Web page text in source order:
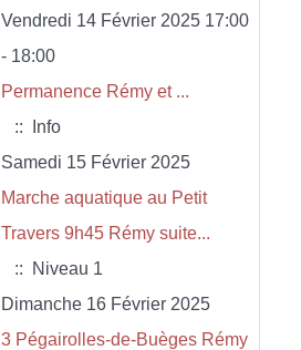
Vendredi 14 Février 2025 17:00
- 18:00
Permanence Rémy et ...
:: Info
Samedi 15 Février 2025
Marche aquatique au Petit
Travers 9h45 Rémy suite...
:: Niveau 1
Dimanche 16 Février 2025
3 Pégairolles-de-Buèges Rémy